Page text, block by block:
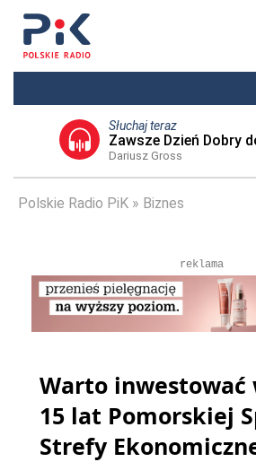
Słuchaj teraz
Zawsze Dzień Dobry
Dariusz Gross
Polskie Radio PiK Biznes
reklama
Warto inwestować
15 lat Pomorskiej
Strefy